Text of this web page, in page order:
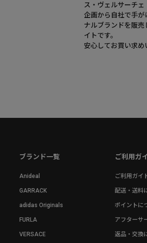
ス・ヴェルサーチェ
企画から自社で手が
ナルブランドを販売
イトです。
安心してお買い求め
ブランド一覧
Anideal
GARRACK
adidas Originals
FURLA
VERSACE
ご利用ガ
ご利用ガイ
配送・送料
ポイントに
アフターサ
返品・交換